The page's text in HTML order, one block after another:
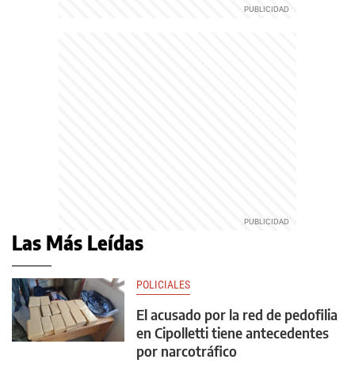
Las Más Leídas
POLICIALES
El acusado por la red de pedofilia
en Cipolletti tiene antecedentes
por narcotráfico